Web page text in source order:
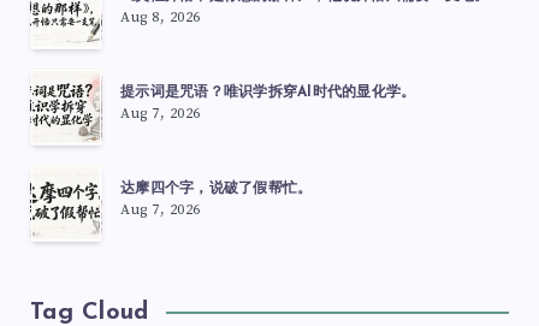
Aug 8, 2026
提示词是咒语？唯识学拆穿AI时代的显化学。
Aug 7, 2026
达摩四个字，说破了假帮忙。
Aug 7, 2026
Tag Cloud